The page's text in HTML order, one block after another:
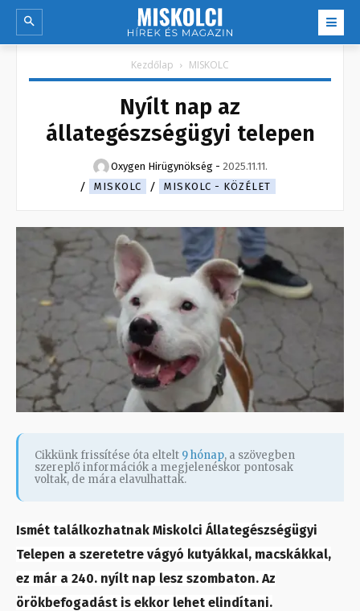
Kezdőlap MISKOLC
Nyílt nap az
állategészségügyi telepen
Oxygen Hirügynökség - 2025.11.11.
MISKOLC
MISKOLC - KÖZÉLET
Cikkünk frissítése óta eltelt 9 hónap, a szövegben
szereplő információk a megjelenéskor pontosak
voltak, de mára elavulhattak.
Ismét találkozhatnak Miskolci Állategészségügyi
Telepen a szeretetre vágyó kutyákkal, macskákkal,
ez már a 240. nyílt nap lesz szombaton. Az
örökbefogadást is ekkor lehet elindítani.